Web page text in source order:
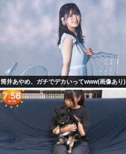
筒井あやめ、ガチでデカいってwww(画像あり)